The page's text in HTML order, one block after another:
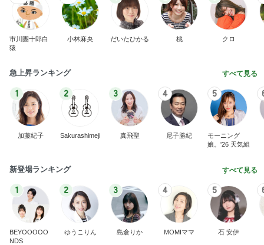
市川團十郎白
猿
小林麻央 だいたひかる 桃 クロ
急上昇ランキング すべて見る
1
加藤紀子
2
Sakurashimeji
3
真飛聖
4
尼子勝紀
5
モーニング
娘。'26 天気組
新登場ランキング すべて見る
1
BEYOOOOO
NDS
2
ゆうこりん
3
島倉りか
4
MOMIママ
5
石 安伊